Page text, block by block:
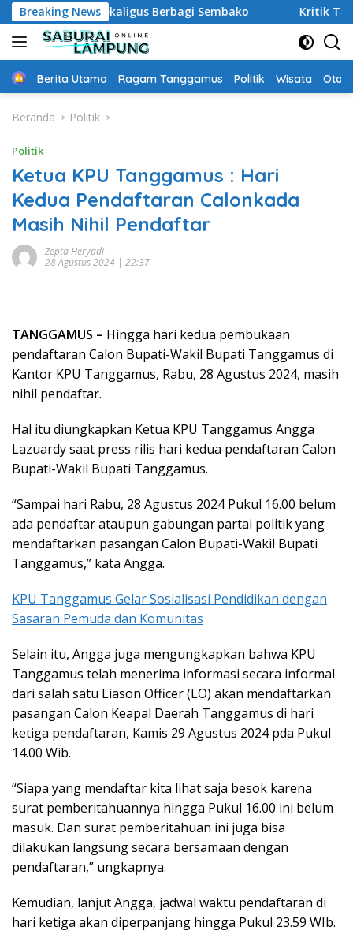
Langsung
ke
konten
Breaking News
Narkoba Sekaligus Berbagi Sembako Kritik Tajam
Home
Berita Utama Ragam Tanggamus Politik Wisata Oto
Beranda Politik
Politik
Ketua KPU Tanggamus : Hari
Kedua Pendaftaran Calonkada
Masih Nihil Pendaftar
Zepta Heryadi
28 Agustus 2024 | 22:37
TANGGAMUS – Hingga hari kedua pembukaan
pendaftaran Calon Bupati-Wakil Bupati Tanggamus di
Kantor KPU Tanggamus, Rabu, 28 Agustus 2024, masih
nihil pendaftar.
Hal itu diungkapkan Ketua KPU Tanggamus Angga
Lazuardy saat press rilis hari kedua pendaftaran Calon
Bupati-Wakil Bupati Tanggamus.
“Sampai hari Rabu, 28 Agustus 2024 Pukul 16.00 belum
ada pendaftar ataupun gabungan partai politik yang
mendaftarkan pasangan Calon Bupati-Wakil Bupati
Tanggamus,” kata Angga.
KPU Tanggamus Gelar Sosialisasi Pendidikan dengan
Sasaran Pemuda dan Komunitas
Selain itu, Angga juga mengungkapkan bahwa KPU
Tanggamus telah menerima informasi secara informal
dari salah satu Liason Officer (LO) akan mendaftarkan
pasangan Calon Keapal Daerah Tanggamus di hari
ketiga pendaftaran, Kamis 29 Agustus 2024 pda Pukul
14.00 Wib.
“Siapa yang mendaftar kita lihat saja besok karena
surat pemberitahuannya hingga Pukul 16.00 ini belum
masuk. Dan surat pemberitahuan ini juga bisa
dilakukan langsung secara bersamaan dengan
pendaftaran,” ungkapnya.
Kemudian, lanjut Angga, jadwal waktu pendaftaran di
hari ketiga akan diperpanjang hingga Pukul 23.59 WIb.